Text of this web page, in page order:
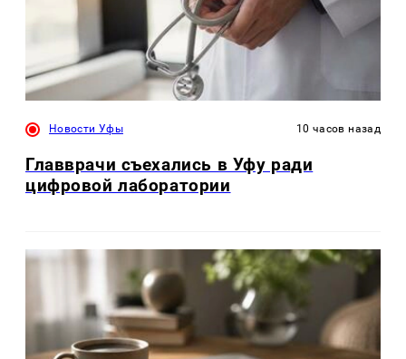
Новости Уфы 10 часов назад
Главврачи съехались в Уфу ради
цифровой лаборатории